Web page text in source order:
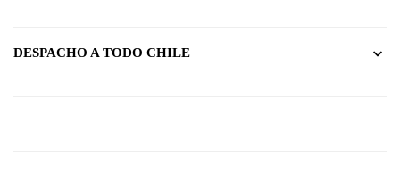
DESPACHO A TODO CHILE